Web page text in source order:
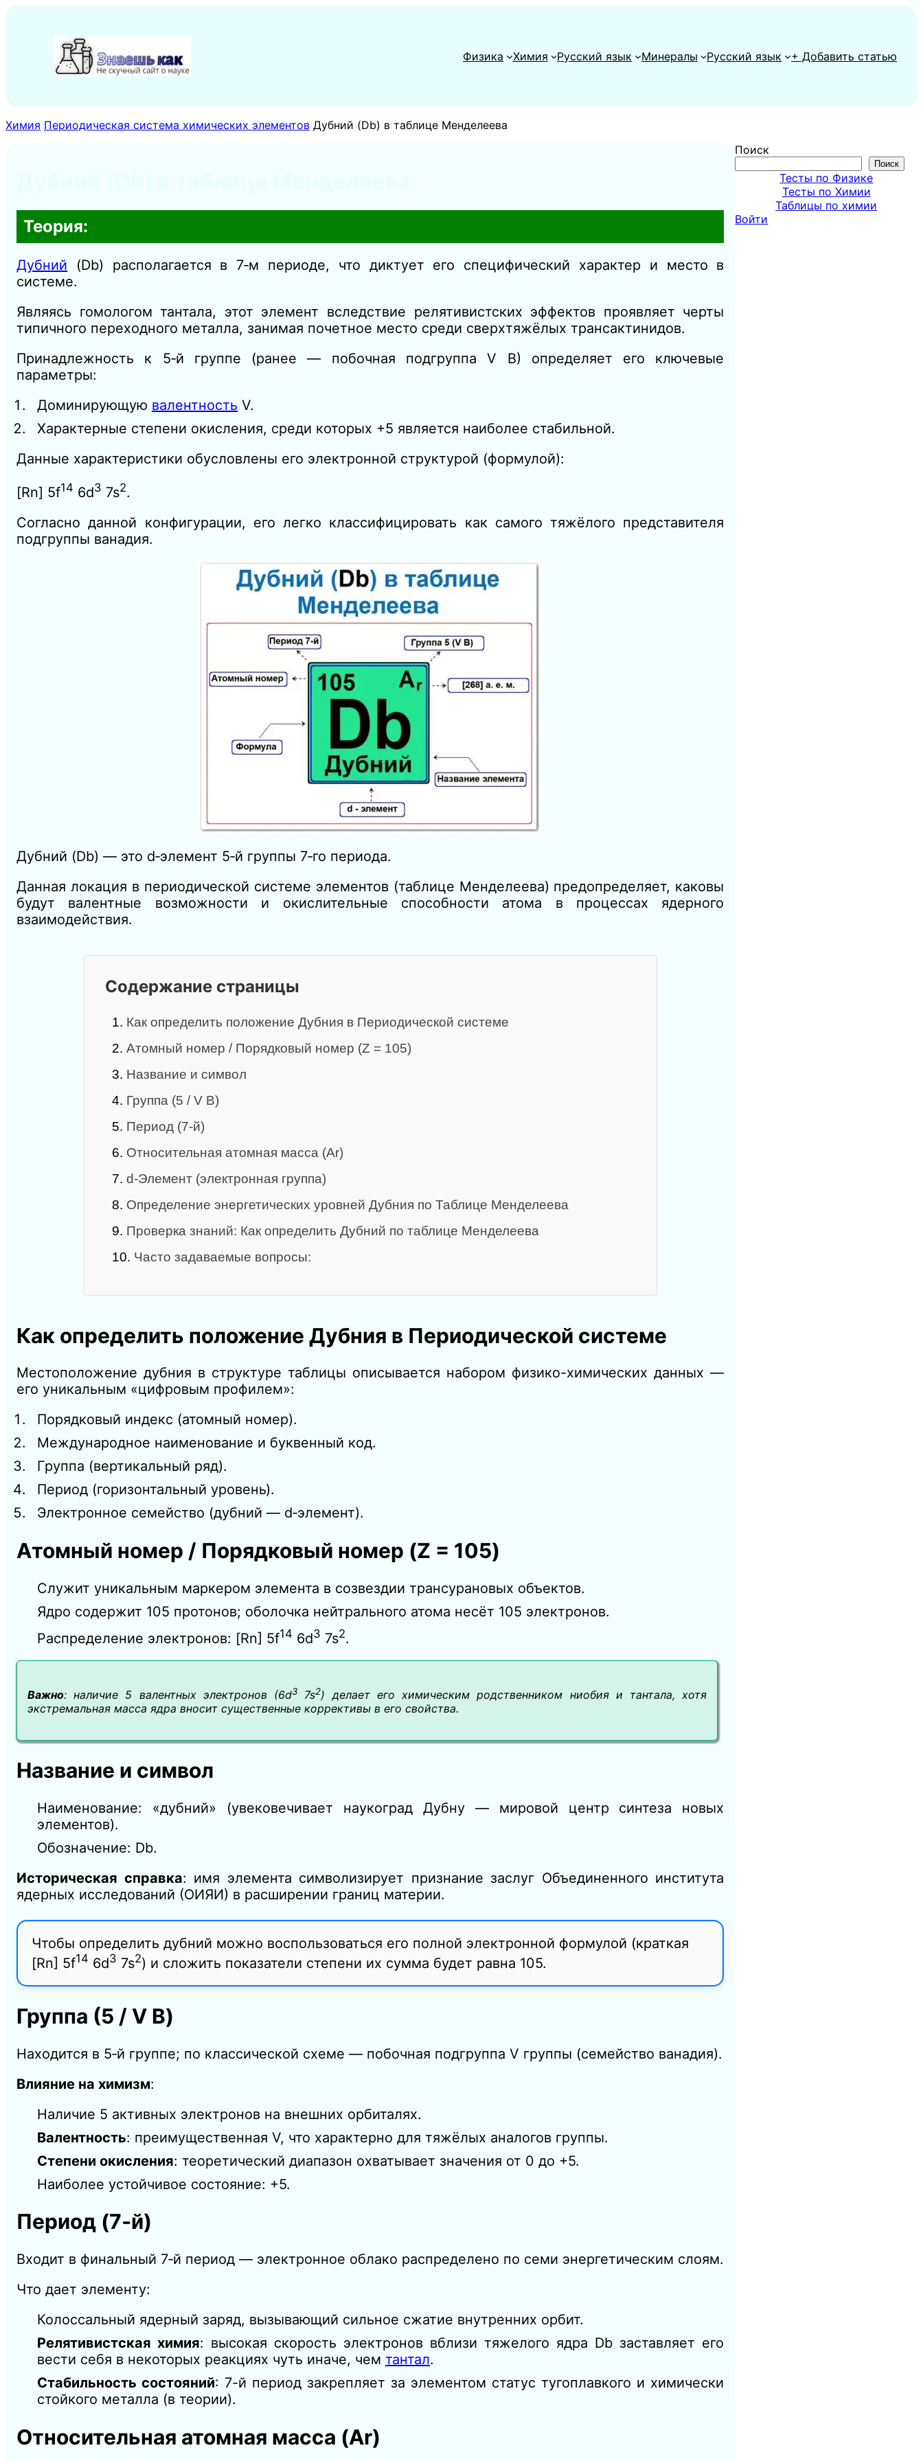
содержимому
Физика
Химия Русский язык Минералы Русский язык + Добавить статью
Химия Периодическая система химических элементов Дубний (Db) в таблице Менделеева
Теория:
Дубний (Db) располагается в 7‑м периоде, что диктует его специфический характер и место в
системе.
Являясь гомологом тантала, этот элемент вследствие релятивистских эффектов проявляет черты
типичного переходного металла, занимая почетное место среди сверхтяжёлых трансактинидов.
Принадлежность к 5‑й группе (ранее — побочная подгруппа V В) определяет его ключевые
параметры:
Доминирующую валентность V.
Характерные степени окисления, среди которых +5 является наиболее стабильной.
Данные характеристики обусловлены его электронной структурой (формулой):
[Rn] 5f14 6d3 7s2.
Согласно данной конфигурации, его легко классифицировать как самого тяжёлого представителя
подгруппы ванадия.
Дубний (Db) — это d‑элемент 5‑й группы 7‑го периода.
Данная локация в периодической системе элементов (таблице Менделеева) предопределяет, каковы
будут валентные возможности и окислительные способности атома в процессах ядерного
взаимодействия.
Содержание страницы
1. Как определить положение Дубния в Периодической системе
2. Атомный номер / Порядковый номер (Z = 105)
3. Название и символ
4. Группа (5 / V B)
5. Период (7‑й)
6. Относительная атомная масса (Ar)
7. d‑Элемент (электронная группа)
8. Определение энергетических уровней Дубния по Таблице Менделеева
9. Проверка знаний: Как определить Дубний по таблице Менделеева
10. Часто задаваемые вопросы:
Как определить положение Дубния в Периодической системе
Местоположение дубния в структуре таблицы описывается набором физико-химических данных —
его уникальным «цифровым профилем»:
Порядковый индекс (атомный номер).
Международное наименование и буквенный код.
Группа (вертикальный ряд).
Период (горизонтальный уровень).
Электронное семейство (дубний — d‑элемент).
Атомный номер / Порядковый номер (Z = 105)
Служит уникальным маркером элемента в созвездии трансурановых объектов.
Ядро содержит 105 протонов; оболочка нейтрального атома несёт 105 электронов.
Распределение электронов: [Rn] 5f14 6d3 7s2.
Важно: наличие 5 валентных электронов (6d3 7s2) делает его химическим родственником ниобия и тантала, хотя
экстремальная масса ядра вносит существенные коррективы в его свойства.
Название и символ
Наименование: «дубний» (увековечивает наукоград Дубну — мировой центр синтеза новых
элементов).
Обозначение: Db.
Историческая справка: имя элемента символизирует признание заслуг Объединенного института
ядерных исследований (ОИЯИ) в расширении границ материи.
Чтобы определить дубний можно воспользоваться его полной электронной формулой (краткая
[Rn] 5f14 6d3 7s2) и сложить показатели степени их сумма будет равна 105.
Группа (5 / V B)
Находится в 5‑й группе; по классической схеме — побочная подгруппа V группы (семейство ванадия).
Влияние на химизм:
Наличие 5 активных электронов на внешних орбиталях.
Валентность: преимущественная V, что характерно для тяжёлых аналогов группы.
Степени окисления: теоретический диапазон охватывает значения от 0 до +5.
Наиболее устойчивое состояние: +5.
Период (7‑й)
Входит в финальный 7‑й период — электронное облако распределено по семи энергетическим слоям.
Что дает элементу:
Колоссальный ядерный заряд, вызывающий сильное сжатие внутренних орбит.
Релятивистская химия: высокая скорость электронов вблизи тяжелого ядра Db заставляет его
вести себя в некоторых реакциях чуть иначе, чем тантал.
Стабильность состояний: 7-й период закрепляет за элементом статус тугоплавкого и химически
стойкого металла (в теории).
Относительная атомная масса (Ar)
Поиск
Поиск
Тесты по Физике
Тесты по Химии
Таблицы по химии
Войти